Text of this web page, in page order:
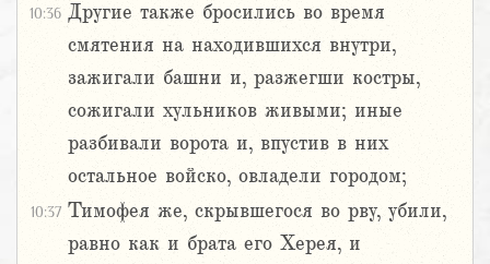
10:36 Другие также бросились во время
смятения на находившихся внутри,
зажигали башни и, разжегши костры,
сожигали хульников живыми; иные
разбивали ворота и, впустив в них
остальное войско, овладели городом;
10:37 Тимофея же, скрывшегося во рву, убили,
равно как и брата его Херея, и